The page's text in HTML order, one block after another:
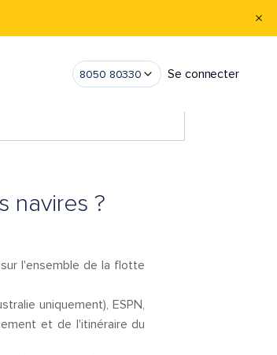
8050 80330 Se connecter
navires ?
l'ensemble de la flotte
uniquement), ESPN,
et de l'itinéraire du